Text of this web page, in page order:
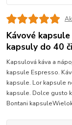
Kávové
kapsuly do 40
Kapsulová káva a
kapsule Espresso.
kapsule. Lor kapsule
kapsule. Dolce gusto
Bontani